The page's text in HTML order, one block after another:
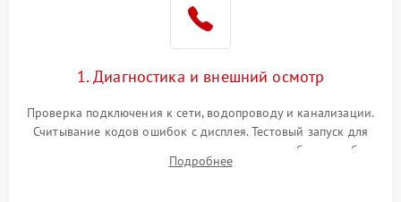
1. Диагностика и внешний осмотр
Проверка подключения к сети, водопроводу и канализации.
Считывание кодов ошибок с дисплея. Тестовый запуск для
выявления посторонних шумов, протечек или сбоев в работе
электронного модуля управления.
Подробнее